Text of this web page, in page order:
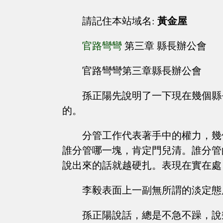
請記住本站域名: 黃金屋
官路彎彎 第三章 縣長辦公會
官路彎彎第三章縣長辦公會
孫正陽先說明了一下現在幾個
的。
分管工作代表著手中的權力，
誰分管哪一塊，肯定門兒清。誰分
說出來的話就越硬扎。表現在實在
李毅表面上一副無所謂的淡定
孫正陽說話，總是不急不躁，